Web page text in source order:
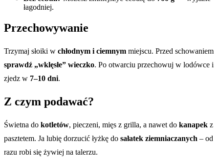
łagodniej.
Przechowywanie
Trzymaj słoiki w chłodnym i ciemnym miejscu. Przed schowaniem
sprawdź „wklęsłe” wieczko. Po otwarciu przechowuj w lodówce i
zjedz w 7–10 dni.
Z czym podawać?
Świetna do kotletów, pieczeni, mięs z grilla, a nawet do kanapek z
pasztetem. Ja lubię dorzucić łyżkę do sałatek ziemniaczanych – od
razu robi się żywiej na talerzu.